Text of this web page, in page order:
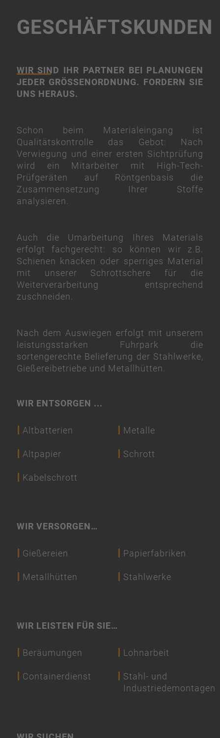
GESCHÄFTSKUNDEN
WIR SIND IHR PARTNER BEI PLANUNGEN
JEDER GRÖSSENORDNUNG. FORDERN SIE U
NS HERAUS.
Schon beim Materialeingang ist
Qualitätskontrolle das Gebot: Nach
Verwiegung und einer ersten Sichtprüfung
wird ein Mitarbeiter mit High-Tech-
Prüfgeräten auf Röntgenbasis die
Zusammensetzung Ihrer Stoffe
analysieren.
Auch die Umarbeitung Ihres Materials
erfolgt fachgerecht: so können wir z.B.
Schienen knacken oder sperriges Material
mit unserer Schrottschere für die
Weiterverarbeitung entsprechend
zuschneiden.
Nach dem Auswiegen erfolgt mit unserem
leistungsstarken Fuhrpark die
sortengerechte Belieferung der Stahlwerke,
Gießereibetriebe und Metallhütten.
WIR ENTSORGEN ...
Altbatterien
Altpapier
Kabelschrott
Metalle
Schrott
WIR VERSORGEN…
Gießereien
Metallhütten
Papierfabriken
Stahlwerke
WIR LEISTEN FÜR SIE…
Beräumungen
Containerdienst
Lohnarbeit
Stahl- und
Industriedemontagen